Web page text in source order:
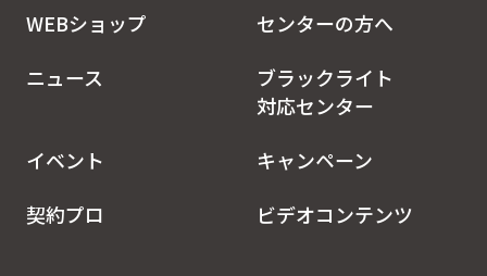
WEBショップ
センターの方へ
ニュース
ブラックライト
対応センター
イベント
キャンペーン
契約プロ
ビデオコンテンツ